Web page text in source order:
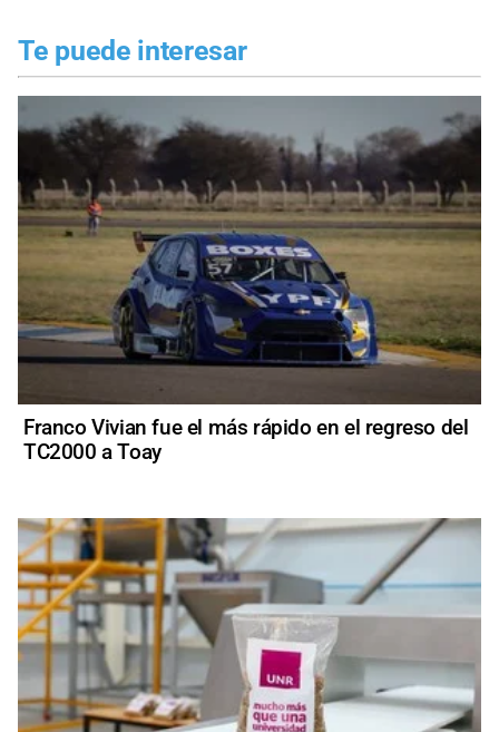
Te puede interesar
Franco Vivian fue el más rápido en el regreso del
TC2000 a Toay